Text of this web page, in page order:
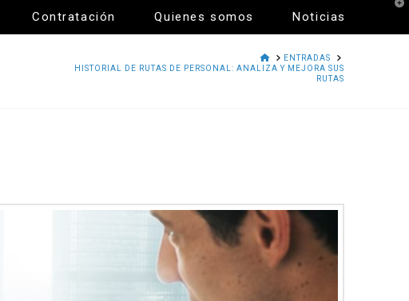
Contratación Quienes somos Noticias
HOMEENTRADAS
HISTORIAL DE RUTAS DE PERSONAL: ANALIZA Y MEJORA SUS
RUTAS